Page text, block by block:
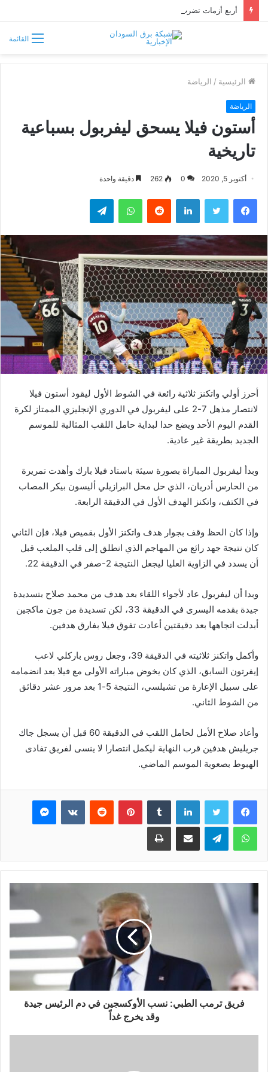
القائمة
الرئيسية / الرياضة
الرياضة
أستون فيلا يسحق ليفربول بسباعية
تاريخية
أكتوبر 5, 2020 0
262 دقيقة واحدة
فيسبوك تويتر لينكدإن واتساب تيلقرام
أحرز أولي واتكنز ثلاثية رائعة في الشوط الأول ليقود أستون فيلا
لانتصار مذهل 7-2 على ليفربول في الدوري الإنجليزي الممتاز لكرة
القدم اليوم الأحد ويضع حدا لبداية حامل اللقب المثالية للموسم
الجديد بطريقة غير عادية.
وبدأ ليفربول المباراة بصورة سيئة باستاد فيلا بارك وأهدت تمريرة
من الحارس أدريان، الذي حل محل البرازيلي أليسون بيكر المصاب
في الكتف، واتكنز الهدف الأول في الدقيقة الرابعة.
وإذا كان الحظ وقف بجوار هدف واتكنز الأول بقميص فيلا، فإن الثاني
كان نتيجة جهد رائع من المهاجم الذي انطلق إلى قلب الملعب قبل
أن يسدد في الزاوية العليا ليجعل النتيجة 2-صفر في الدقيقة 22.
وبدا أن ليفربول عاد لأجواء اللقاء بعد هدف من محمد صلاح بتسديدة
جيدة بقدمه اليسرى في الدقيقة 33، لكن تسديدة من جون ماكجين
أبدلت اتجاهها بعد دقيقتين أعادت تفوق فيلا بفارق هدفين.
وأكمل واتكنز ثلاثيته في الدقيقة 39، وجعل روس باركلي لاعب
إيفرتون السابق، الذي كان يخوض مباراته الأولى مع فيلا بعد انضمامه
على سبيل الإعارة من تشيلسي، النتيجة 5-1 بعد مرور عشر دقائق
من الشوط الثاني.
وأعاد صلاح الأمل لحامل اللقب في الدقيقة 60 قبل أن يسجل جاك
جريليش هدفين قرب النهاية ليكمل انتصارا لا ينسى لفريق تفادى
الهبوط بصعوبة الموسم الماضي.
فيسبوك تويتر لينكدإن بينتيريست ماسنجر
واتساب تيلقرام مشاركة عبر البريد طباعة
فريق ترمب الطبي: نسب الأوكسجين في دم الرئيس جيدة
وقد يخرج غداً